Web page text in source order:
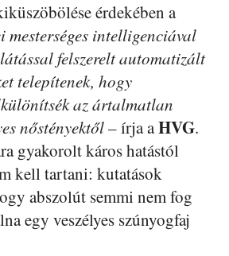
érdekében a
mesterséges intelligenciával
felszerelt automatizált
telepítenek, hogy
az ártalmatlan
nőstényektől– írja aHVG.
gyakorolt káros hatástól
kell tartani: kutatások
abszolút semmi nem fog
egy veszélyes szúnyogfaj